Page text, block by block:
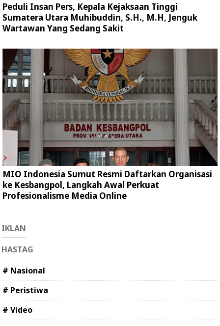
Peduli Insan Pers, Kepala Kejaksaan Tinggi
Sumatera Utara Muhibuddin, S.H., M.H, Jenguk
Wartawan Yang Sedang Sakit
MIO Indonesia Sumut Resmi Daftarkan Organisasi
ke Kesbangpol, Langkah Awal Perkuat
Profesionalisme Media Online
IKLAN
HASTAG
# Nasional
# Peristiwa
# Video